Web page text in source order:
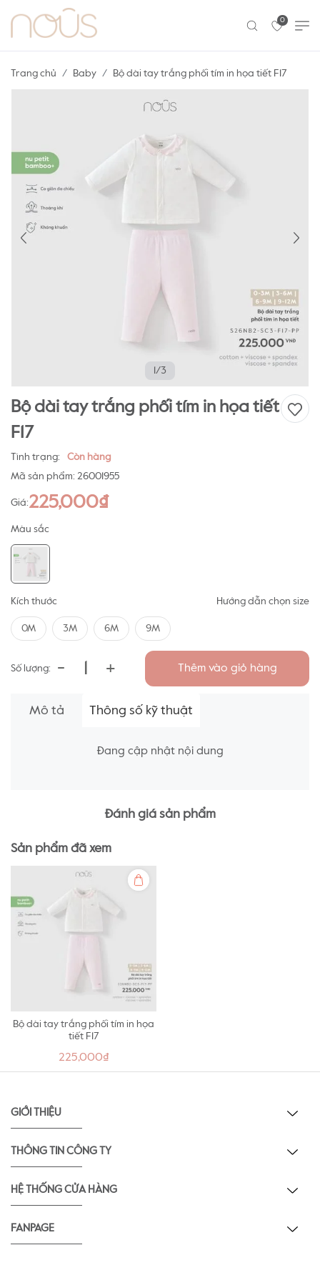
0
Trang chủ Baby Bộ dài tay trắng phối tím in họa tiết F17
1/3
Bộ dài tay trắng phối tím in họa tiết
F17
Tình trạng:
Còn hàng
Mã sản phẩm: 26001955
Giá:225,000₫
Màu sắc
Kích thước Hướng dẫn chọn size
0M 3M 6M 9M
Số lượng: - + Thêm vào giỏ hàng
Mô tả Thông số kỹ thuật
Đang cập nhật nội dung
Đánh giá sản phẩm
Sản phẩm đã xem
Bộ dài tay trắng phối tím in họa
tiết F17
225,000₫
GIỚI THIỆU
THÔNG TIN CÔNG TY
HỆ THỐNG CỬA HÀNG
FANPAGE